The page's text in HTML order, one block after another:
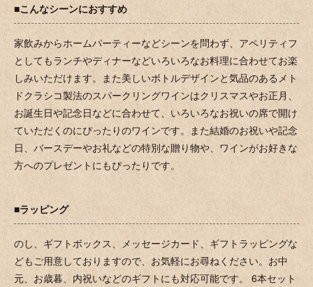
■こんなシーンにおすすめ
家飲みからホームパーティーなどシーンを問わず、アペリティフ
としてもランチやディナーなどいろいろなお料理に合わせてお楽
しみいただけます。また美しいボトルデザインと気品のあるメト
ドクラシコ製法のスパークリングワインはクリスマスやお正月、
お誕生日や記念日などに合わせて、いろいろなお祝いの席で開け
ていただくのにぴったりのワインです。また結婚のお祝いや記念
日、バースデーやお礼などの特別な贈り物や、ワインがお好きな
方へのプレゼントにもぴったりです。
■ラッピング
のし、ギフトボックス、メッセージカード、ギフトラッピングな
どもご用意しておりますので、お気軽にお尋ねください。お中
元、お歳暮、内祝いなどのギフトにも対応可能です。 6本セット